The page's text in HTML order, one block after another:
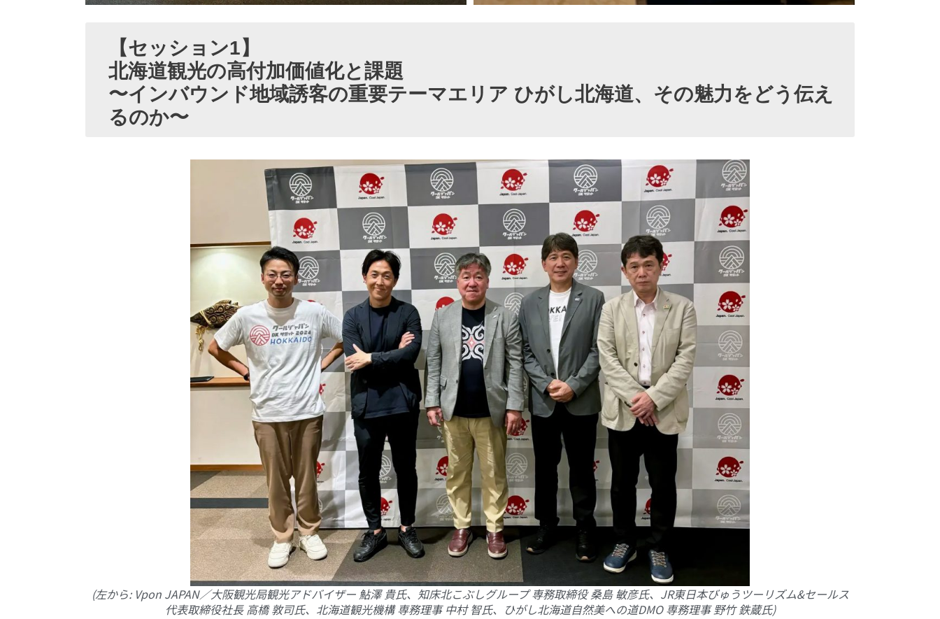
【セッション1】
北海道観光の高付加価値化と課題
〜インバウンド地域誘客の重要テーマエリア ひがし北海道、その魅力をどう伝え
るのか〜
(左から: Vpon JAPAN／大阪観光局観光アドバイザー 鮎澤 貴氏、知床北こぶしグループ 専務取締役 桑島 敏彦氏、JR東日本びゅうツーリズム&セールス
代表取締役社長 高橋 敦司氏、北海道観光機構 専務理事 中村 智氏、ひがし北海道自然美への道DMO 専務理事 野竹 鉄蔵氏)